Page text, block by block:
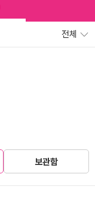
전체
보관함